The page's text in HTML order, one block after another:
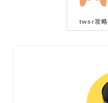
twsr攻略